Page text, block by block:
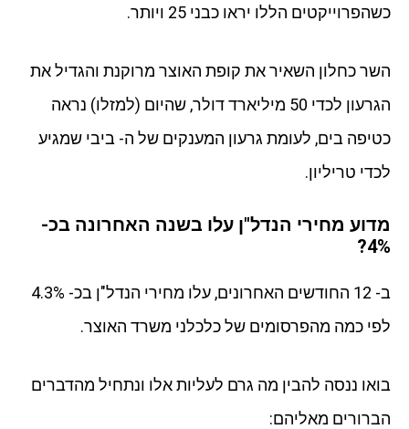
כשהפרוייקטים הללו יראו כבני 25 ויותר.
השר כחלון השאיר את קופת האוצר מרוקנת והגדיל את
הגרעון לכדי 50 מיליארד דולר, שהיום (למזלו) נראה
כטיפה בים, לעומת גרעון המענקים של ה- ביבי שמגיע
לכדי טריליון.
מדוע מחירי הנדל"ן עלו בשנה האחרונה בכ-
4%?
ב- 12 החודשים האחרונים, עלו מחירי הנדל"ן בכ- 4.3%
לפי כמה מהפרסומים של כלכלני משרד האוצר.
בואו ננסה להבין מה גרם לעליות אלו ונתחיל מהדברים
הברורים מאליהם: